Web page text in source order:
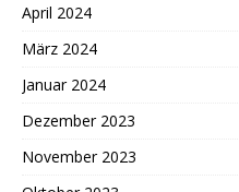
April 2024
März 2024
Januar 2024
Dezember 2023
November 2023